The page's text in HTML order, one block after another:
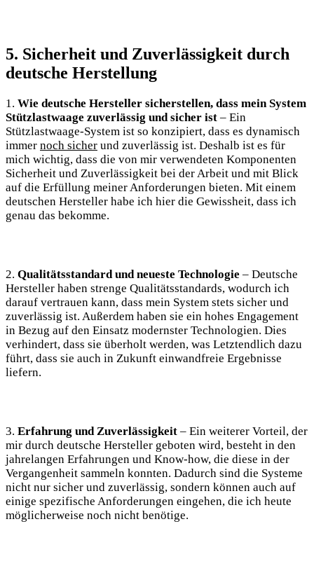
5. Sicherheit und Zuverlässigkeit durch
deutsche Herstellung
1. Wie deutsche Hersteller sicherstellen, dass mein System
Stützlastwaage zuverlässig und sicher ist – Ein
Stützlastwaage-System ist so konzipiert, dass es dynamisch
immer noch sicher und zuverlässig ist. Deshalb ist es für
mich wichtig, dass die von mir verwendeten Komponenten
Sicherheit und Zuverlässigkeit bei der Arbeit und mit Blick
auf die Erfüllung meiner Anforderungen bieten. Mit einem
deutschen Hersteller habe ich hier die Gewissheit, dass ich
genau das bekomme.
2. Qualitätsstandard und neueste Technologie – Deutsche
Hersteller haben strenge Qualitätsstandards, wodurch ich
darauf vertrauen kann, dass mein System stets sicher und
zuverlässig ist. Außerdem haben sie ein hohes Engagement
in Bezug auf den Einsatz modernster Technologien. Dies
verhindert, dass sie überholt werden, was Letztendlich dazu
führt, dass sie auch in Zukunft einwandfreie Ergebnisse
liefern.
3. Erfahrung und Zuverlässigkeit – Ein weiterer Vorteil, der
mir durch deutsche Hersteller geboten wird, besteht in den
jahrelangen Erfahrungen und Know-how, die diese in der
Vergangenheit sammeln konnten. Dadurch sind die Systeme
nicht nur sicher und zuverlässig, sondern können auch auf
einige spezifische Anforderungen eingehen, die ich heute
möglicherweise noch nicht benötige.